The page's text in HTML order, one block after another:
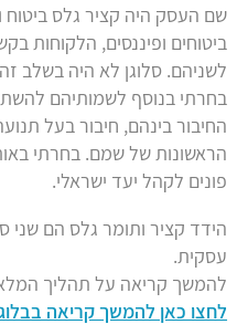
שם העסק היה קציר גלס ביטוח
ביטוחים ופיננסים, הלקוחות
לשניהם. סלוגן לא היה בשלב
בחרתי בנוסף לשמותיהם
החיבור בינהם, חיבור בעל
הראשונות של שמם. בחרתי
פונים לקהל יעד ישראלי.
הידד קציר ותומר גלס הם שני
עסקית.
להמשך קריאה על תהליך
לחצו כאן להמשך קריאה